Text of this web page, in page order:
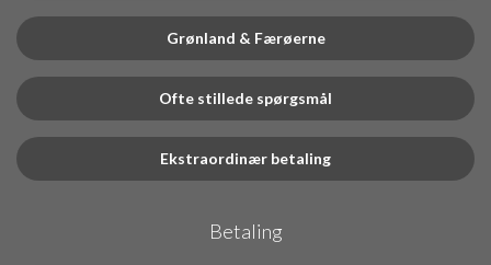
Grønland & Færøerne
Ofte stillede spørgsmål
Ekstraordinær betaling
Betaling